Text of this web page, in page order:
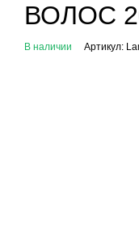
ВОЛОС
В наличии Артикул: